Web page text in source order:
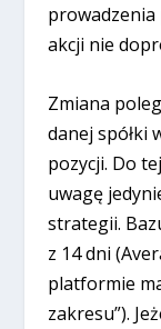
prowadzenia
akcji nie
Zmiana
danej spółki
pozycji. Do
uwagę
strategii.
z 14 dni
platformie
zakresu”).